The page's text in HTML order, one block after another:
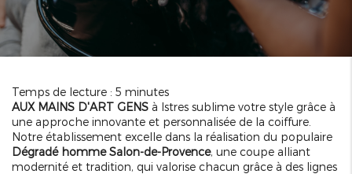
Temps de lecture : 5 minutes
AUX MAINS D'ART GENS à Istres sublime votre style grâce à
une approche innovante et personnalisée de la coiffure.
Notre établissement excelle dans la réalisation du populaire
Dégradé homme Salon-de-Provence, une coupe alliant
modernité et tradition, qui valorise chacun grâce à des lignes